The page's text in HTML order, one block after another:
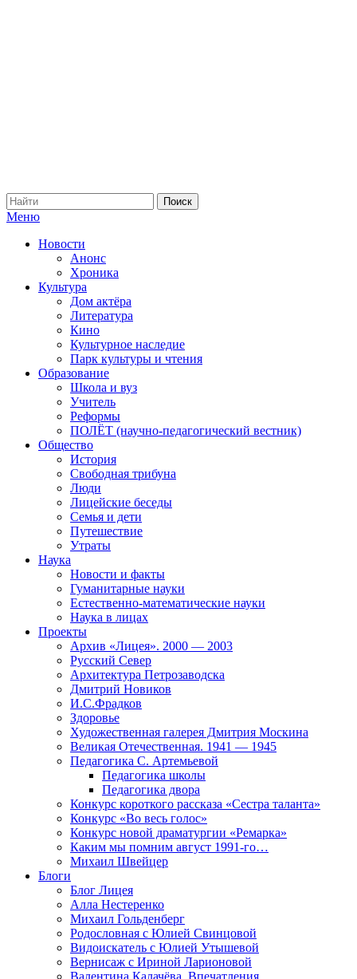
Меню
Новости
Анонс
Хроника
Культура
Дом актёра
Литература
Кино
Культурное наследие
Парк культуры и чтения
Образование
Школа и вуз
Учитель
Реформы
ПОЛЁТ (научно-педагогический вестник)
Общество
История
Свободная трибуна
Люди
Лицейские беседы
Семья и дети
Путешествие
Утраты
Наука
Новости и факты
Гуманитарные науки
Естественно-математические науки
Наука в лицах
Проекты
Архив «Лицея». 2000 — 2003
Русский Север
Архитектура Петрозаводска
Дмитрий Новиков
И.С.Фрадков
Здоровье
Художественная галерея Дмитрия Москина
Великая Отечественная. 1941 — 1945
Педагогика С. Артемьевой
Педагогика школы
Педагогика двора
Конкурс короткого рассказа «Сестра таланта»
Конкурс «Во весь голос»
Конкурс новой драматургии «Ремарка»
Каким мы помним август 1991-го…
Михаил Швейцер
Блоги
Блог Лицея
Алла Нестеренко
Михаил Гольденберг
Родословная с Юлией Свинцовой
Видоискатель с Юлией Утышевой
Вернисаж с Ириной Ларионовой